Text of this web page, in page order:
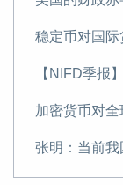
名义GDP增
2025，重磅
张明 | 安全三
特朗普冲击
深化金融改
加密货币对
张明：当前